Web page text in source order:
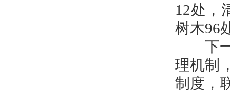
12处，
树木96
下一
理机制
制度，